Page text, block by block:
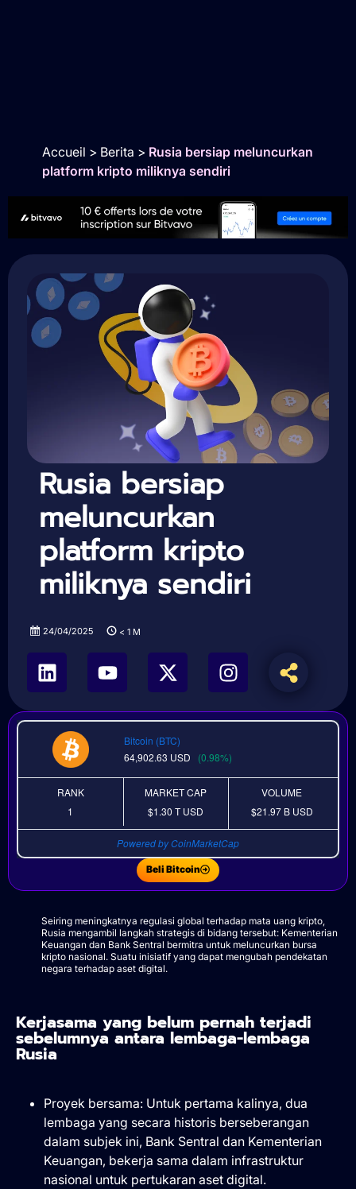
Accueil > Berita > Rusia bersiap meluncurkan
platform kripto miliknya sendiri
Rusia bersiap
meluncurkan
platform kripto
miliknya sendiri
24/04/2025 < 1 M
Bitcoin (BTC)
64,902.63 USD (0.98%)
RANK
1
MARKET CAP
$1.30 TUSD
VOLUME
$21.97 B USD
Powered by CoinMarketCap
Beli Bitcoin
Seiring meningkatnya regulasi global terhadap mata uang kripto,
Rusia mengambil langkah strategis di bidang tersebut: Kementerian
Keuangan dan Bank Sentral bermitra untuk meluncurkan bursa
kripto nasional. Suatu inisiatif yang dapat mengubah pendekatan
negara terhadap aset digital.
Kerjasama yang belum pernah terjadi
sebelumnya antara lembaga-lembaga
Rusia
Proyek bersama: Untuk pertama kalinya, dua
lembaga yang secara historis berseberangan
dalam subjek ini, Bank Sentral dan Kementerian
Keuangan, bekerja sama dalam infrastruktur
nasional untuk pertukaran aset digital.